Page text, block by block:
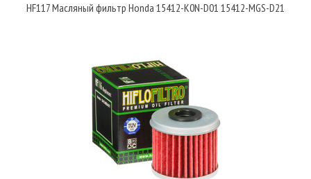
HF117 Масляный фильтр Honda 15412-K0N-D01 15412-MGS-D21